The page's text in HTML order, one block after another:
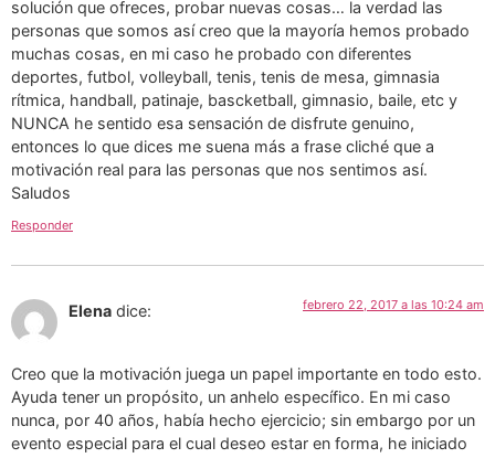
solución que ofreces, probar nuevas cosas… la verdad las
personas que somos así creo que la mayoría hemos probado
muchas cosas, en mi caso he probado con diferentes
deportes, futbol, volleyball, tenis, tenis de mesa, gimnasia
rítmica, handball, patinaje, bascketball, gimnasio, baile, etc y
NUNCA he sentido esa sensación de disfrute genuino,
entonces lo que dices me suena más a frase cliché que a
motivación real para las personas que nos sentimos así.
Saludos
Responder
Elena dice: febrero 22, 2017 a las 10:24 am
Creo que la motivación juega un papel importante en todo esto.
Ayuda tener un propósito, un anhelo específico. En mi caso
nunca, por 40 años, había hecho ejercicio; sin embargo por un
evento especial para el cual deseo estar en forma, he iniciado